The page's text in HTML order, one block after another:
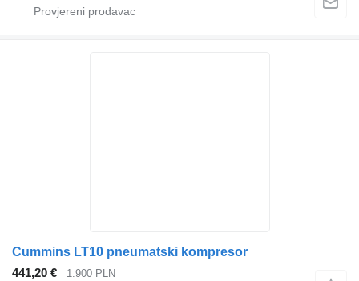
Cummins LT10 pneumatski kompresor
441,20 €
1.900 PLN